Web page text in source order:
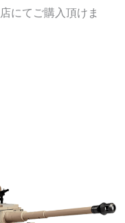
にてご購入頂けま